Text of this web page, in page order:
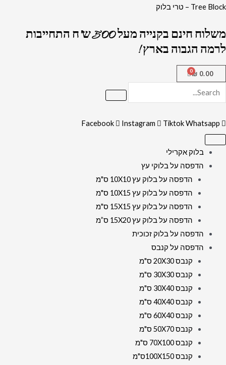
דילוג
Tree Block – טרי בלוק
משלוח חינם בקנייה מעל 500 ש"ח התחייבות
לרמה הגבוה בארץ !
0.00
₪
Facebook Instagram TiktokWhatsapp
בלוק אקרילי
הדפסה על בלוקי עץ
הדפסה על בלוק עץ 10X10 ס"מ
הדפסה על בלוק עץ 10X15 ס"מ
הדפסה על בלוק עץ 15X15 ס"מ
הדפסה על בלוק עץ 15X20 ס”מ
הדפסה על בלוק זכוכית
הדפסה על קנבס
קנבס 20X30 ס"מ
קנבס 30X30 ס"מ
קנבס 30X40 ס"מ
קנבס 40X40 ס"מ
קנבס 60X40 ס"מ
קנבס 50X70 ס"מ
קנבס 70X100 ס"מ
קנבס 100X150ס"מ